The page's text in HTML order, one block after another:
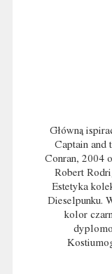
Główną
Captain and
Conran, 2004
Robert
Estetyka
Dieselpunku.
kolor